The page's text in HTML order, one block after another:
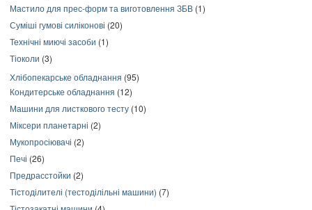
Мастило для прес-форм та виготовлення ЗБВ (1)
Суміші гумові силіконові (20)
Технічні миючі засоби (1)
Тіоколи (3)
Хлібопекарське обладнання (95)
Кондитерське обладнання (12)
Машини для листкового тесту (10)
Міксери планетарні (2)
Мукопросіювачі (2)
Печі (26)
Предрасстойки (2)
Тістоділителі (тестоділільні машини) (7)